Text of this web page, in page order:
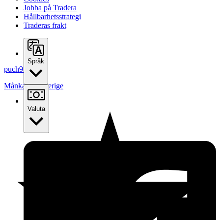
puch91
Månkarbo,Sverige
Jobba på Tradera
Hållbarhetsstrategi
Traderas frakt
Språk
Valuta